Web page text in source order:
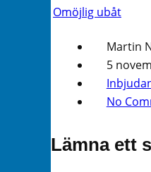
Omöjlig ubåt
Martin
5
No
Lämna ett